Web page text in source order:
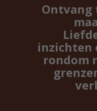
Ontvang
inzichten
rondom